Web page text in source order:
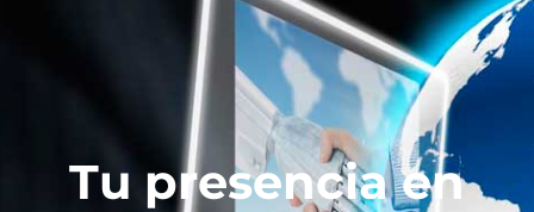
Tu presencia en